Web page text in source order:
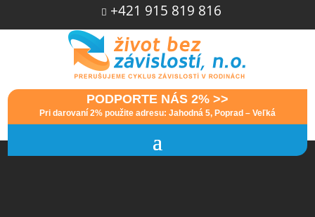
 +421 915 819 816
PODPORTE NÁS 2% >>
Pri darovaní 2% použite adresu: Jahodná 5, Poprad – Veľká